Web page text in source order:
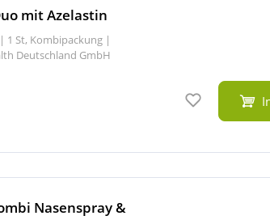
mit Azelastin
1 St, Kombipackung |
Deutschland GmbH
Auf den
Nasenspray &